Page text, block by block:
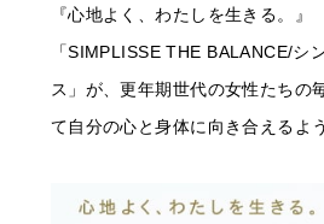
『心地よく、わたしを生きる。』
「SIMPLISSE THE BALANCE/シ
ス」が、更年期世代の女性たちの
て自分の心と身体に向き合えるよ